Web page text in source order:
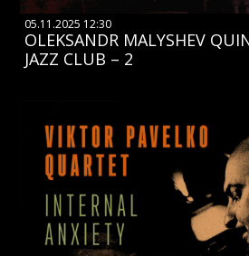
05.11.2025 12:30
OLEKSANDR MALYSHEV
JAZZ CLUB – 2